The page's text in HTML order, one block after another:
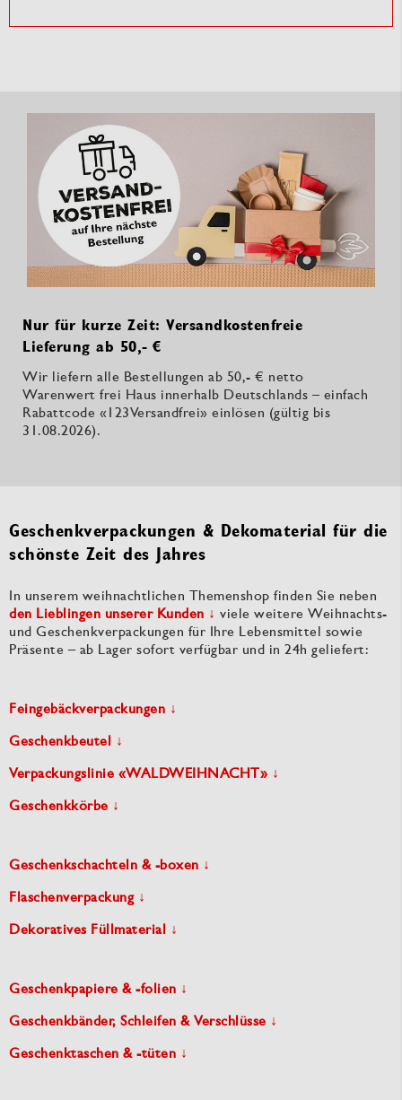
Nur für kurze Zeit: Versandkostenfreie
Lieferung ab 50,- €
Wir liefern alle Bestellungen ab 50,- € netto
Warenwert frei Haus innerhalb Deutschlands – einfach
Rabattcode «123Versandfrei» einlösen (gültig bis
31.08.2026).
Geschenkverpackungen & Dekomaterial für die
schönste Zeit des Jahres
In unserem weihnachtlichen Themenshop finden Sie neben
den Lieblingen unserer Kunden ↓ viele weitere Weihnachts-
und Geschenkverpackungen für Ihre Lebensmittel sowie
Präsente – ab Lager sofort verfügbar und in 24h geliefert:
Feingebäckverpackungen ↓
Geschenkbeutel ↓
Verpackungslinie «WALDWEIHNACHT» ↓
Geschenkkörbe ↓
Geschenkschachteln & -boxen ↓
Flaschenverpackung ↓
Dekoratives Füllmaterial ↓
Geschenkpapiere & -folien ↓
Geschenkbänder, Schleifen & Verschlüsse ↓
Geschenktaschen & -tüten ↓